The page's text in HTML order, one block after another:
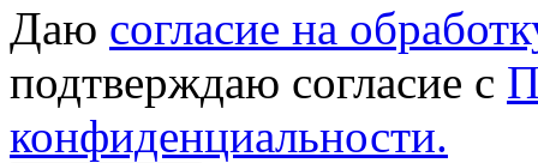
Даю согласие на
подтверждаю согласие с
конфиденциальности.